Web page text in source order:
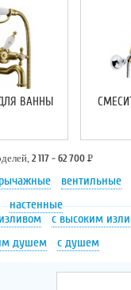
ВАННЫ
2 117 - 62 700 Р
рычажные вентильные
настенные
с высоким
душем
с душем